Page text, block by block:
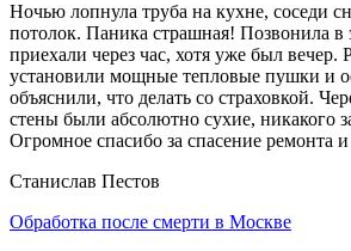
Ночью лопнула труба на кухне, соседи
потолок. Паника страшная! Позвонила
приехали через час, хотя уже был вечер.
установили мощные тепловые пушки и
объяснили, что делать со страховкой.
стены были абсолютно сухие, никакого
Огромное спасибо за спасение ремонта
Станислав Пестов
Обработка после смерти в Москве